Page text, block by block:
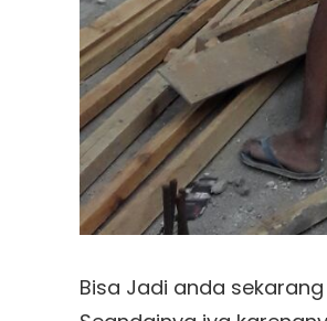
Bisa Jadi anda